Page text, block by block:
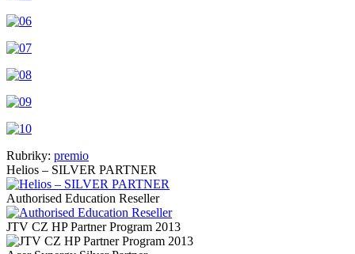
Rubriky: premio
Helios – SILVER PARTNER
Authorised Education Reseller
JTV CZ HP Partner Program 2013